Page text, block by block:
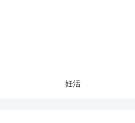
妊活